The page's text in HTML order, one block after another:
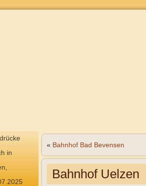
in
« Bahnhof Bad Bevensen
Bahnhof Uelzen